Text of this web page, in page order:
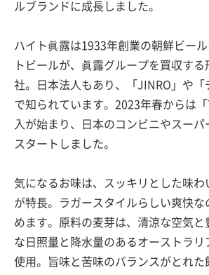
ルブランドに成長しました。
ハイト眞露は1933年創業の朝鮮ビー
トビールが、眞露グループを買収す
社。日本法人もあり、「JINRO」や「
で知られています。2023年春からは
入が始まり、日本のコンビニやスー
スタートしました。
気になるお味は、スッキリとした味わ
が特長。ラガースタイルらしい爽快な
めます。原料の麦芽は、清涼な空気と
な日照量と降水量のあるオーストラリ
使用。旨味と苦味のバランスがとれた